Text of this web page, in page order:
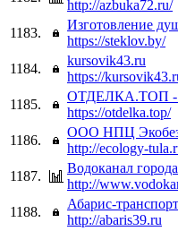
http://azbuka72.ru/
1183.
Изготовление
https://steklov.by/
1184.
kursovik43.ru
https://
1185.
ОТДЕЛКА.ТОП -
https://otdelka.top/
1186.
ООО НПЦ
http://ecology-
1187.
Водоканал
http://
1188.
Абарис-
http://abaris39.ru